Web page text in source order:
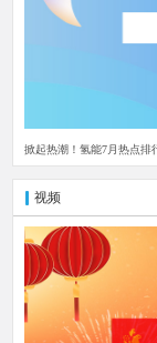
掀起热潮！氢能7月热点排
视频